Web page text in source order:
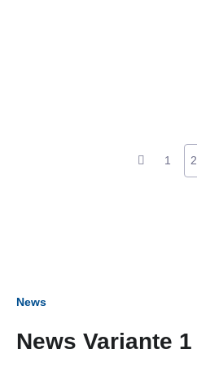
1 2
News
News Variante 1